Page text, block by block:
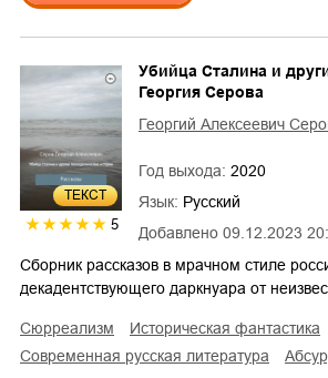
ТЕКСТ
5 Добавлено 09.12.2023
Убийца Сталина и
Георгия Серова
Георгий Алексеевич
Год выхода: 2020
Язык: Русский
Сборник рассказов в мрачном стиле
декадентствующего даркнуара от
сюрреализм
историческая фантастика
современная русская литература